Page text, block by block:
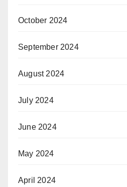
October 2024
September 2024
August 2024
July 2024
June 2024
May 2024
April 2024